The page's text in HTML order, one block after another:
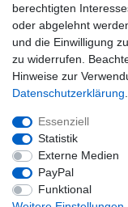
E-MAIL
Newsletter-
Abmeldung
Honig
Widerrufs­recht
berechtigten
oder abgelehnt
und die Einwilligung
zu widerrufen.
Hinweise zur
Daten­schutz­erklärung
Essenziell
Statistik
Externe Medien
PayPal
Funktional